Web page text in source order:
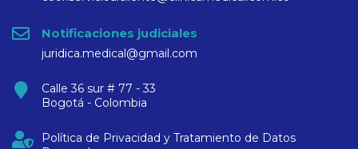
Notificaciones judiciales
juridica.medical@gmail.com
Calle 36 sur # 77 - 33
Bogotá - Colombia
Política de Privacidad y Tratamiento de Datos